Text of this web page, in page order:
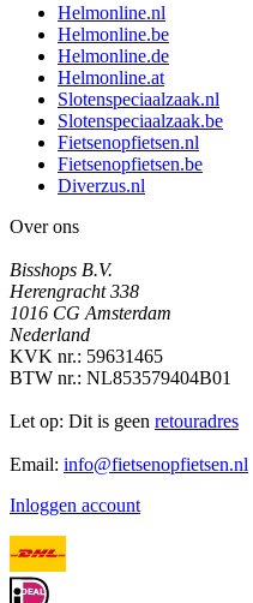
Helmonline.nl
Helmonline.be
Helmonline.de
Helmonline.at
Slotenspeciaalzaak.nl
Slotenspeciaalzaak.be
Fietsenopfietsen.nl
Fietsenopfietsen.be
Diverzus.nl
Over ons
Bisshops B.V.
Herengracht 338
1016 CG Amsterdam
Nederland
KVK nr.: 59631465
BTW nr.: NL853579404B01
Let op: Dit is geen retouradres
Email: info@fietsenopfietsen.nl
Inloggen account